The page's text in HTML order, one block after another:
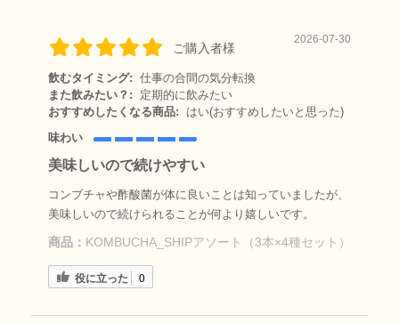
ご購入者様
2026-07-30
飲むタイミング: 仕事の合間の気分転換
また飲みたい？:
定期的に飲みたい
おすすめしたくなる商品:
はい(おすすめしたいと思った)
味わい
美味しいので続けやすい
コンブチャや酢酸菌が体に良いことは知っていましたが、
美味しいので続けられることが何より嬉しいです。
商品： KOMBUCHA_SHIPアソート（3本×4種セット）
役に立った 0